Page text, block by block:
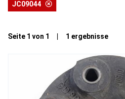
JC09044
Seite 1 von 1 | 1 ergebnisse